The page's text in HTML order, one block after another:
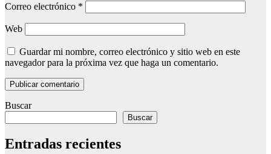
Correo electrónico *
Web
Guardar mi nombre, correo electrónico y sitio web en este
navegador para la próxima vez que haga un comentario.
Buscar
Buscar
Entradas recientes